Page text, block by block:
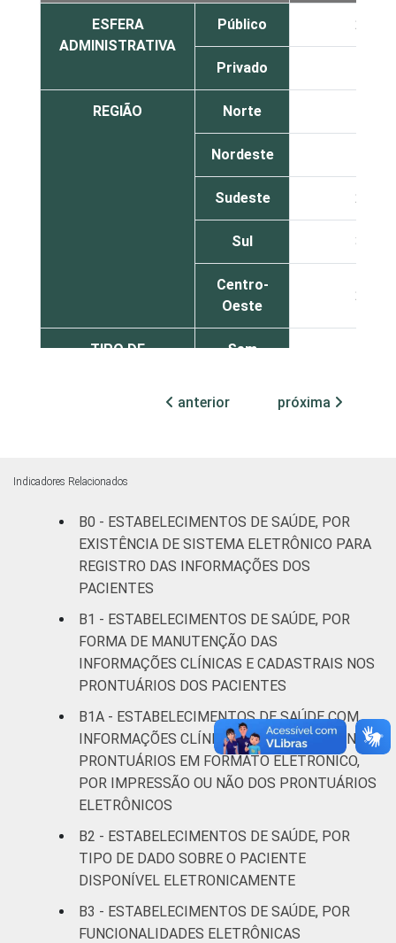
ESFERA
ADMINISTRATIVA
Público 27
Privado
REGIÃO Norte
Nordeste
Sudeste 22
Sul 33
Centro-
Oeste
21
TIPO DE
Sem
Com
internação
(mais de
33
Serviço de
apoio à
diagnose e
terapia
22
IDENTIFICAÇÃO DE
UNIDADE BÁSICA
DE SAÚDE
UBS 29
Não UBS 19
Interior
"Fonte: CGI/NIC.br, Centro Regional de
Estudos para o Desenvolvimento da
anterior próxima
Indicadores Relacionados
B0 - ESTABELECIMENTOS DE SAÚDE, POR
EXISTÊNCIA DE SISTEMA ELETRÔNICO PARA
REGISTRO DAS INFORMAÇÕES DOS
PACIENTES
B1 - ESTABELECIMENTOS DE SAÚDE, POR
FORMA DE MANUTENÇÃO DAS
INFORMAÇÕES CLÍNICAS E CADASTRAIS NOS
PRONTUÁRIOS DOS PACIENTES
B1A - ESTABELECIMENTOS DE SAÚDE COM
INFORMAÇÕES CLÍNICAS E CADASTRAIS NOS
PRONTUÁRIOS EM FORMATO ELETRÔNICO,
POR IMPRESSÃO OU NÃO DOS PRONTUÁRIOS
ELETRÔNICOS
B2 - ESTABELECIMENTOS DE SAÚDE, POR
TIPO DE DADO SOBRE O PACIENTE
DISPONÍVEL ELETRONICAMENTE
B3 - ESTABELECIMENTOS DE SAÚDE, POR
FUNCIONALIDADES ELETRÔNICAS